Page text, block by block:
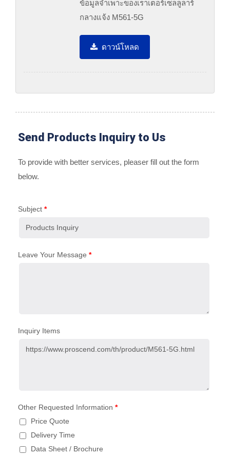
ข้อมูลจำเพาะของเราเตอร์เซลลูลาร์
กลางแจ้ง M561-5G
ดาวน์โหลด